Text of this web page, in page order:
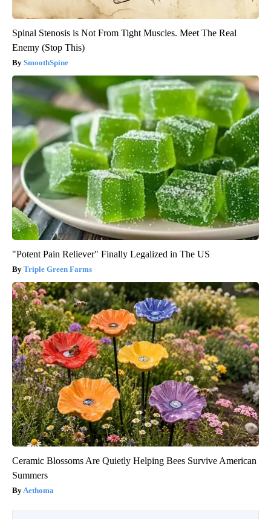
Spinal Stenosis is Not From Tight Muscles. Meet The Real
Enemy (Stop This)
SmoothSpine
"Potent Pain Reliever" Finally Legalized in The US
Triple Green Farms
Ceramic Blossoms Are Quietly Helping Bees Survive American
Summers
Aethoma